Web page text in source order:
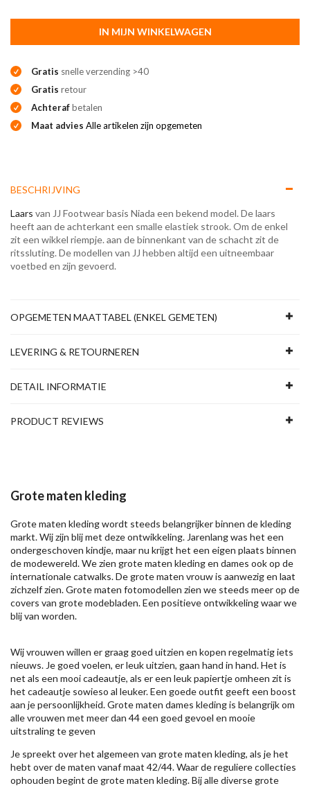
IN MIJN WINKELWAGEN
Gratis snelle verzending >40
Gratis retour
Achterafbetalen
Maat advies Alle artikelen zijn opgemeten
BESCHRIJVING
Laars van JJ Footwear basis Niada een bekend model. De laars
heeft aan de achterkant een smalle elastiek strook. Om de enkel
zit een wikkel riempje. aan de binnenkant van de schacht zit de
ritssluting. De modellen van JJ hebben altijd een uitneembaar
voetbed en zijn gevoerd.
OPGEMETEN MAATTABEL (ENKEL GEMETEN)
LEVERING & RETOURNEREN
DETAIL INFORMATIE
PRODUCT REVIEWS
Grote maten kleding
Grote maten kleding wordt steeds belangrijker binnen de kleding
markt. Wij zijn blij met deze ontwikkeling. Jarenlang was het een
ondergeschoven kindje, maar nu krijgt het een eigen plaats binnen
de modewereld. We zien grote maten kleding en dames ook op de
internationale catwalks. De grote maten vrouw is aanwezig en laat
zichzelf zien. Grote maten fotomodellen zien we steeds meer op de
covers van grote modebladen. Een positieve ontwikkeling waar we
blij van worden.
Wij vrouwen willen er graag goed uitzien en kopen regelmatig iets
nieuws. Je goed voelen, er leuk uitzien, gaan hand in hand. Het is
net als een mooi cadeautje, als er een leuk papiertje omheen zit is
het cadeautje sowieso al leuker. Een goede outfit geeft een boost
aan je persoonlijkheid. Grote maten dames kleding is belangrijk om
alle vrouwen met meer dan 44 een goed gevoel en mooie
uitstraling te geven
Je spreekt over het algemeen van grote maten kleding, als je het
hebt over de maten vanaf maat 42/44. Waar de reguliere collecties
ophouden begint de grote maten kleding. Bij alle diverse grote